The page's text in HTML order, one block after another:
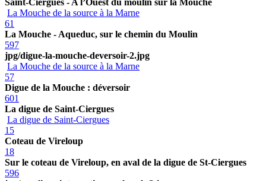
La Mouche de la source à la Marne
61
La Mouche - Aqueduc, sur le chemin du Moulin
597
jpg/digue-la-mouche-deversoir-2.jpg
La Mouche de la source à la Marne
57
Digue de la Mouche : déversoir
601
La digue de Saint-Ciergues
La digue de Saint-Ciergues
15
Coteau de Vireloup
18
Sur le coteau de Vireloup, en aval de la digue de St-Ciergues
596